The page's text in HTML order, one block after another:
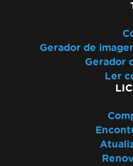
Gerador de
Gerador
Ler